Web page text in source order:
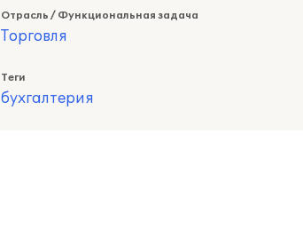
Отрасль / Функциональная задача
Торговля
Теги
бухгалтерия